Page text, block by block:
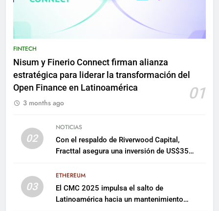
FINTECH
Nisum y Finerio Connect firman alianza
estratégica para liderar la transformación del
Open Finance en Latinoamérica
01
3 months ago
02
NOTICIAS
Con el respaldo de Riverwood Capital,
Fracttal asegura una inversión de US$35
03
ETHEREUM
El CMC 2025 impulsa el salto de
Latinoamérica hacia un mantenimiento